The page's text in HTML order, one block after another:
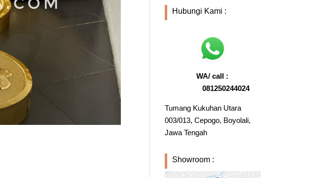
Hubungi Kami :
WA/ call :
081250244024
Tumang Kukuhan Utara
003/013, Cepogo, Boyolali,
Jawa Tengah
Showroom :